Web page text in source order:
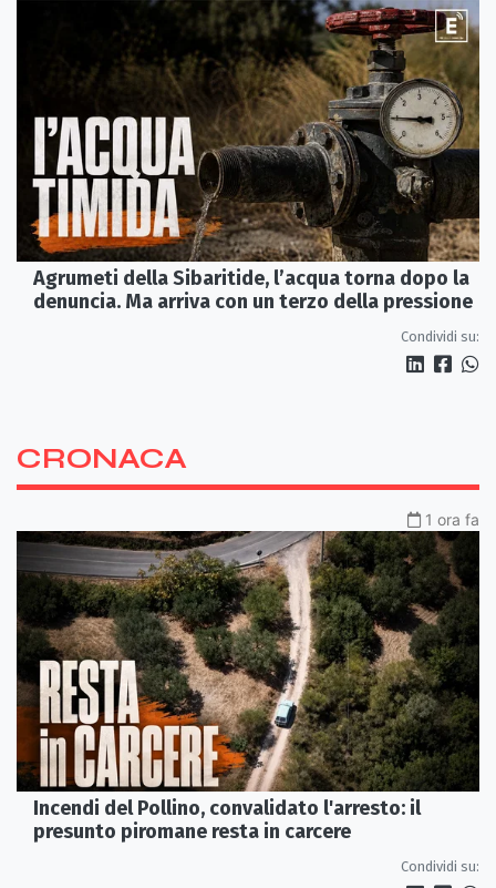
Agrumeti della Sibaritide, l’acqua torna dopo la
denuncia. Ma arriva con un terzo della pressione
Condividi su:
CRONACA
1 ora fa
Incendi del Pollino, convalidato l'arresto: il
presunto piromane resta in carcere
Condividi su: